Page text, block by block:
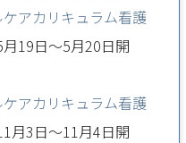
アカリキュラム看護
月19日～5月20日開
アカリキュラム看護
月3日～11月4日開